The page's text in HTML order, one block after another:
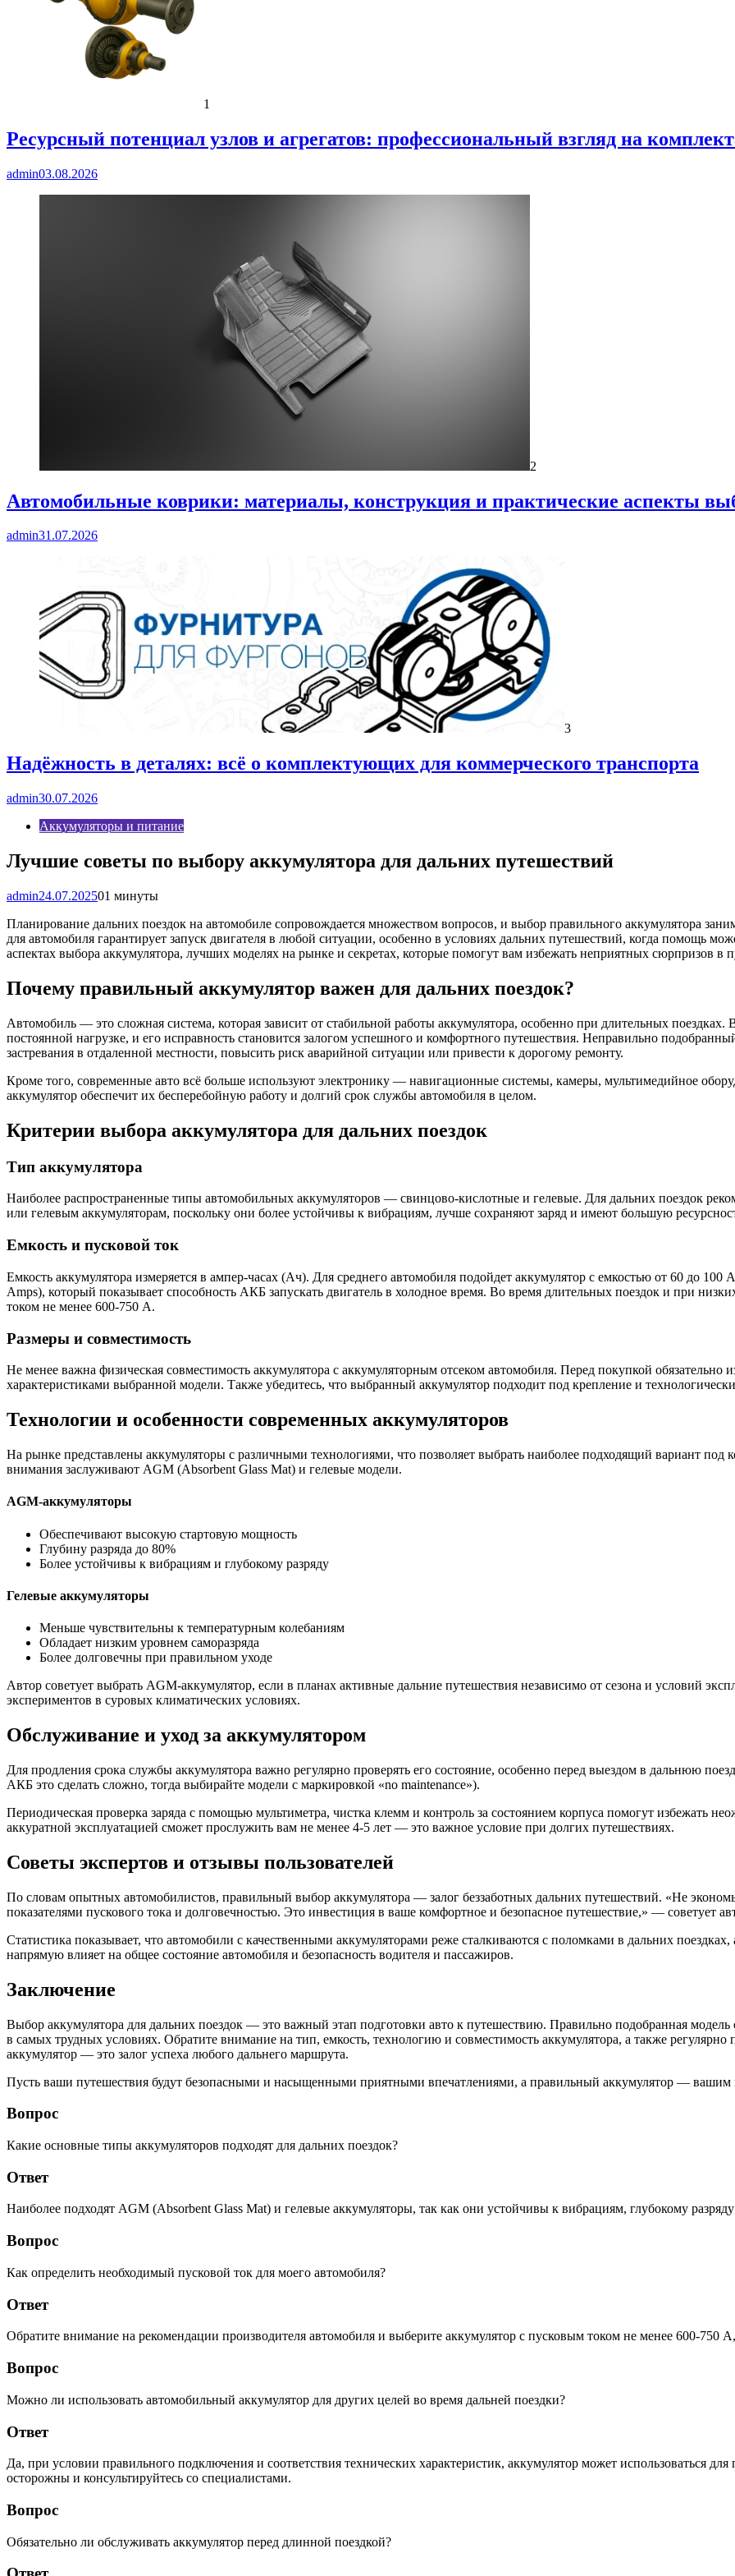
1
Ресурсный потенциал узлов и агрегатов: профессиональный взгляд на
admin03.08.2026
2
Автомобильные коврики: материалы, конструкция и практические аспекты
admin31.07.2026
3
Надёжность в деталях: всё о комплектующих для коммерческого транспорта
admin30.07.2026
Аккумуляторы и питание
Лучшие советы по выбору аккумулятора для дальних путешествий
admin24.07.202501 минуты
Планирование дальних поездок на автомобиле сопровождается множеством вопросов, и выбор правильного аккумулятора
для автомобиля гарантирует запуск двигателя в любой ситуации, особенно в условиях дальних путешествий, когда помощь
аспектах выбора аккумулятора, лучших моделях на рынке и секретах, которые помогут вам избежать неприятных сюрпризов в
Почему правильный аккумулятор важен для дальних поездок?
Автомобиль — это сложная система, которая зависит от стабильной работы аккумулятора, особенно при длительных поездках.
постоянной нагрузке, и его исправность становится залогом успешного и комфортного путешествия. Неправильно
застревания в отдаленной местности, повысить риск аварийной ситуации или привести к дорогому ремонту.
Кроме того, современные авто всё больше используют электронику — навигационные системы, камеры, мультимедийное
аккумулятор обеспечит их бесперебойную работу и долгий срок службы автомобиля в целом.
Критерии выбора аккумулятора для дальних поездок
Тип аккумулятора
Наиболее распространенные типы автомобильных аккумуляторов — свинцово-кислотные и гелевые. Для дальних поездок
или гелевым аккумуляторам, поскольку они более устойчивы к вибрациям, лучше сохраняют заряд и имеют большую
Емкость и пусковой ток
Емкость аккумулятора измеряется в ампер-часах (Ач). Для среднего автомобиля подойдет аккумулятор с емкостью от 60 до
Amps), который показывает способность АКБ запускать двигатель в холодное время. Во время длительных поездок и при
током не менее 600-750 А.
Размеры и совместимость
Не менее важна физическая совместимость аккумулятора с аккумуляторным отсеком автомобиля. Перед покупкой обязательно
характеристиками выбранной модели. Также убедитесь, что выбранный аккумулятор подходит под крепление и
Технологии и особенности современных аккумуляторов
На рынке представлены аккумуляторы с различными технологиями, что позволяет выбрать наиболее подходящий вариант под
внимания заслуживают AGM (Absorbent Glass Mat) и гелевые модели.
AGM-аккумуляторы
Обеспечивают высокую стартовую мощность
Глубину разряда до 80%
Более устойчивы к вибрациям и глубокому разряду
Гелевые аккумуляторы
Меньше чувствительны к температурным колебаниям
Обладает низким уровнем саморазряда
Более долговечны при правильном уходе
Автор советует выбрать AGM-аккумулятор, если в планах активные дальние путешествия независимо от сезона и условий
экспериментов в суровых климатических условиях.
Обслуживание и уход за аккумулятором
Для продления срока службы аккумулятора важно регулярно проверять его состояние, особенно перед выездом в дальнюю
АКБ это сделать сложно, тогда выбирайте модели с маркировкой «no maintenance»).
Периодическая проверка заряда с помощью мультиметра, чистка клемм и контроль за состоянием корпуса помогут избежать
аккуратной эксплуатацией сможет прослужить вам не менее 4-5 лет — это важное условие при долгих путешествиях.
Советы экспертов и отзывы пользователей
По словам опытных автомобилистов, правильный выбор аккумулятора — залог беззаботных дальних путешествий. «Не
показателями пускового тока и долговечностью. Это инвестиция в ваше комфортное и безопасное путешествие,» — советует
Статистика показывает, что автомобили с качественными аккумуляторами реже сталкиваются с поломками в дальних
напрямую влияет на общее состояние автомобиля и безопасность водителя и пассажиров.
Заключение
Выбор аккумулятора для дальних поездок — это важный этап подготовки авто к путешествию. Правильно подобранная модель
в самых трудных условиях. Обратите внимание на тип, емкость, технологию и совместимость аккумулятора, а также регулярно
аккумулятор — это залог успеха любого дальнего маршрута.
Пусть ваши путешествия будут безопасными и насыщенными приятными впечатлениями, а правильный аккумулятор — вашим
Вопрос
Какие основные типы аккумуляторов подходят для дальних поездок?
Ответ
Наиболее подходят AGM (Absorbent Glass Mat) и гелевые аккумуляторы, так как они устойчивы к вибрациям, глубокому
Вопрос
Как определить необходимый пусковой ток для моего автомобиля?
Ответ
Обратите внимание на рекомендации производителя автомобиля и выберите аккумулятор с пусковым током не менее 600-750
Вопрос
Можно ли использовать автомобильный аккумулятор для других целей во время дальней поездки?
Ответ
Да, при условии правильного подключения и соответствия технических характеристик, аккумулятор может использоваться
осторожны и консультируйтесь со специалистами.
Вопрос
Обязательно ли обслуживать аккумулятор перед длинной поездкой?